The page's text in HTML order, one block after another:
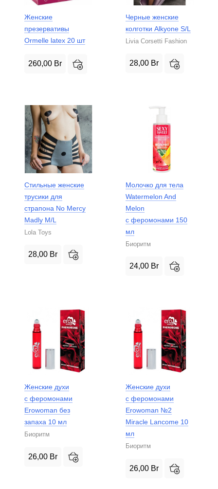
Женские
презервативы
Ormelle latex 20 шт
260,00 Br
Черные женские
колготки Alkyone S/L
Livia Corsetti Fashion
28,00 Br
Стильные женские
трусики для
страпона No Mercy
Madly M/L
Lola Toys
28,00 Br
Молочко для тела
Watermelon And
Melon
с феромонами 150
мл
Биоритм
24,00 Br
Женские духи
с феромонами
Erowoman без
запаха 10 мл
Биоритм
26,00 Br
Женские духи
с феромонами
Erowoman №2
Miracle Lancome 10
мл
Биоритм
26,00 Br